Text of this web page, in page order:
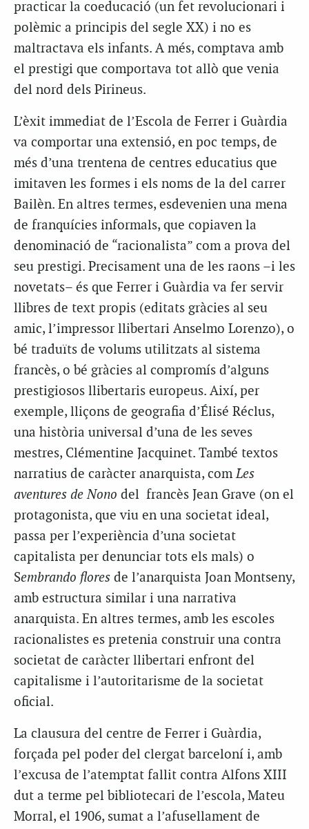
practicar la coeducació (un fet revolucionari i
polèmic a principis del segle XX) i no es
maltractava els infants. A més, comptava amb
el prestigi que comportava tot allò que venia
del nord dels Pirineus.
L’èxit immediat de l’Escola de Ferrer i Guàrdia
va comportar una extensió, en poc temps, de
més d’una trentena de centres educatius que
imitaven les formes i els noms de la del carrer
Bailèn. En altres termes, esdevenien una mena
de franquícies informals, que copiaven la
denominació de “racionalista” com a prova del
seu prestigi. Precisament una de les raons –i les
novetats– és que Ferrer i Guàrdia va fer servir
llibres de text propis (editats gràcies al seu
amic, l’impressor llibertari Anselmo Lorenzo), o
bé traduïts de volums utilitzats al sistema
francès, o bé gràcies al compromís d’alguns
prestigiosos llibertaris europeus. Així, per
exemple, lliçons de geografia d’Élisé Réclus,
una història universal d’una de les seves
mestres, Clémentine Jacquinet. També textos
narratius de caràcter anarquista, comLes
aventures de Nono del francès Jean Grave (on el
protagonista, que viu en una societat ideal,
passa per l’experiència d’una societat
capitalista per denunciar tots els mals) o
Sembrando flores de l’anarquista Joan Montseny,
amb estructura similar i una narrativa
anarquista. En altres termes, amb les escoles
racionalistes es pretenia construir una contra
societat de caràcter llibertari enfront del
capitalisme i l’autoritarisme de la societat
oficial.
La clausura del centre de Ferrer i Guàrdia,
forçada pel poder del clergat barceloní i, amb
l’excusa de l’atemptat fallit contra Alfons XIII
dut a terme pel bibliotecari de l’escola, Mateu
Morral, el 1906, sumat a l’afusellament de